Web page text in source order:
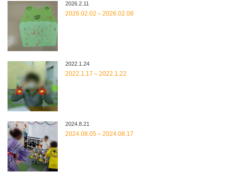
2026.2.11
2026.02.02～2026.02.08
2022.1.24
2022.1.17～2022.1.22
2024.8.21
2024.08.05～2024.08.17